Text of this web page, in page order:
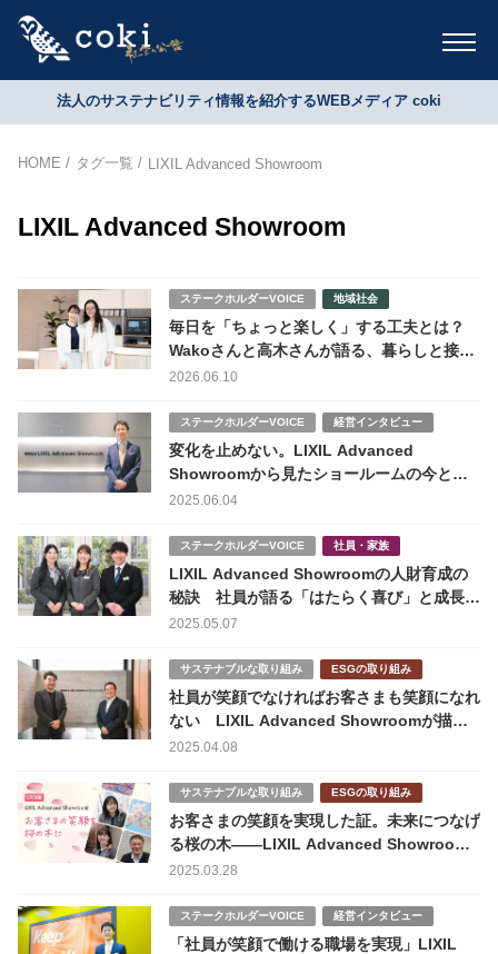
法人のサステナビリティ情報を紹介するWEBメディア coki
HOME タグ一覧 LIXIL Advanced Showroom
LIXIL Advanced Showroom
ステークホルダーVOICE 地域社会
毎日を「ちょっと楽しく」する工夫とは？
Wakoさんと高木さんが語る、暮らしと接客
のヒント
2026.06.10
ステークホルダーVOICE 経営インタビュー
変化を止めない。LIXIL Advanced
Showroomから見たショールームの今とこ
れから
2025.06.04
ステークホルダーVOICE 社員・家族
LIXIL Advanced Showroomの人財育成の
秘訣 社員が語る「はたらく喜び」と成長の
場
2025.05.07
サステナブルな取り組み ESGの取り組み
社員が笑顔でなければお客さまも笑顔になれ
ない LIXIL Advanced Showroomが描く
人的資本経営
2025.04.08
サステナブルな取り組み ESGの取り組み
お客さまの笑顔を実現した証。未来につなげ
る桜の木――LIXIL Advanced Showroom
のCR活動
2025.03.28
ステークホルダーVOICE 経営インタビュー
「社員が笑顔で働ける職場を実現」LIXIL